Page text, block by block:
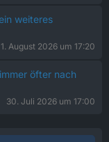
weiteres
1. August 2026 um 17:20
öfter nach
30. Juli 2026 um 17:00